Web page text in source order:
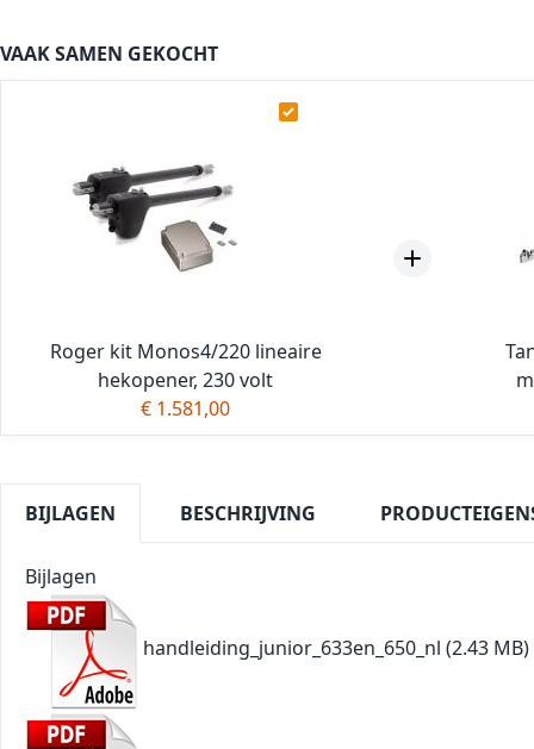
VAAK SAMEN GEKOCHT
Roger kit Monos4/220 lineaire
hekopener, 230 volt
€ 1.581,00
BIJLAGEN BESCHRIJVING
Bijlagen
handleiding_junior_633en_650_nl (2.43 MB)